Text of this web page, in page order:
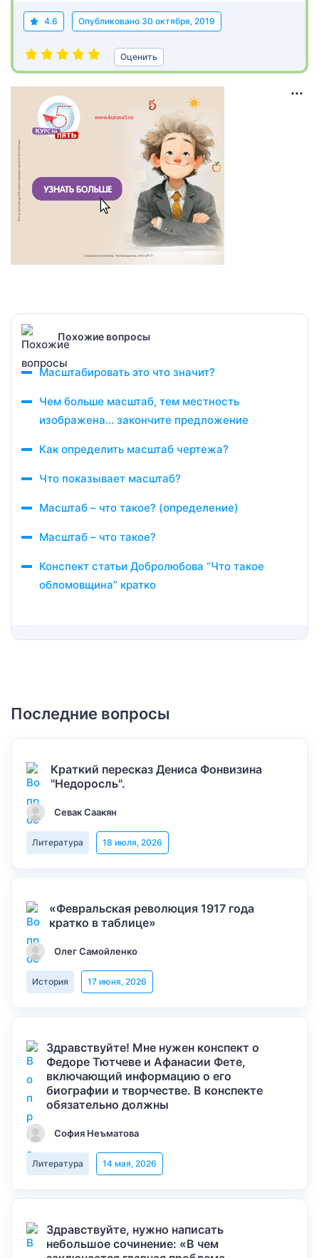
4.6 Опубликовано 30 октября, 2019
Оценить
Похожие вопросы
Масштабировать это что значит?
Чем больше масштаб, тем местность
изображена… закончите предложение
Как определить масштаб чертежа?
Что показывает масштаб?
Масштаб – что такое? (определение)
Масштаб – что такое?
Конспект статьи Добролюбова “Что такое
обломовщина” кратко
Последние вопросы
Краткий пересказ Дениса Фонвизина
"Недоросль".
Севак Саакян
Литература 18 июля, 2026
«Февральская революция 1917 года
кратко в таблице»
Олег Самойленко
История 17 июня, 2026
Здравствуйте! Мне нужен конспект о
Федоре Тютчеве и Афанасии Фете,
включающий информацию о его
биографии и творчестве. В конспекте
обязательно должны
София Неъматова
Литература 14 мая, 2026
Здравствуйте, нужно написать
небольшое сочинение: «В чем